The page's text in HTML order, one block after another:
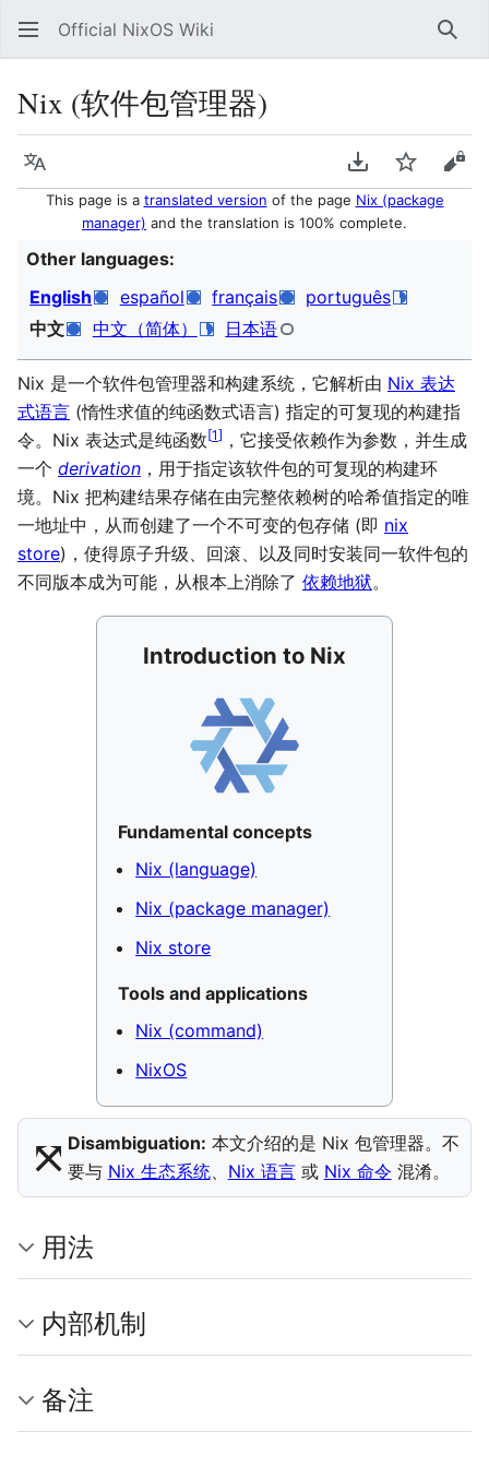
Official NixOS Wiki
Nix (软件包管理器)
Language Download PDF
Watch
This page is a translated version of the page Nix (package
manager) and the translation is 100% complete.
Other languages:
English
español français
português
中文
中文（简体） 日本语
Nix 是一个软件包管理器和构建系统，它解析由 Nix 表达
式语言 (惰性求值的纯函数式语言) 指定的可复现的构建指
令。Nix 表达式是纯函数[1] ，它接受依赖作为参数，并生成
一个 derivation ，用于指定该软件包的可复现的构建环
境。Nix 把构建结果存储在由完整依赖树的哈希值指定的唯
一地址中，从而创建了一个不可变的包存储 (即 nix
store)，使得原子升级、回滚、以及同时安装同一软件包的
不同版本成为可能，从根本上消除了 依赖地狱。
Introduction to Nix
Fundamental concepts
Nix (language)
Nix (package manager)
Nix store
Tools and applications
Nix (command)
NixOS
⤧︎ Disambiguation: 本文介绍的是 Nix 包管理器。不
要与 Nix 生态系统、 Nix 语言或 Nix 命令 混淆。
用法
内部机制
备注